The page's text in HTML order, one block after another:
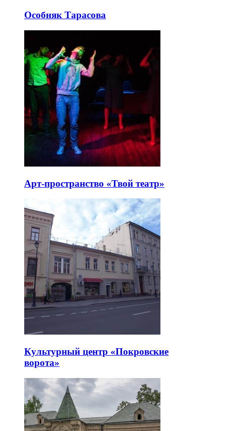
Особняк Тарасова
Арт-пространство «Твой театр»
Культурный центр «Покровские
ворота»